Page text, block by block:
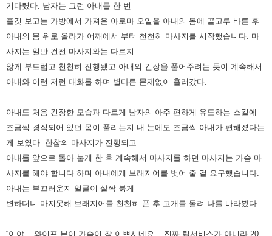
기다렸다. 남자는 그런 아내를 한 번
흘깃 보고는 가방에서 가져온 아로마 오일을 아내의 몸에 골고루 바른 후
아내의 몸 위로 올라가 어깨에서 부터 천천히 마사지를 시작했습니다. 마
사지는 일반 건전 마사지와는 다르지
않게 부드럽고 천천히 진행됐고 아내의 긴장을 풀어주려는 듯이 계속해서
아내와 이런 저런 대화를 하며 별다른 문제없이 흘러갔다.
아내도 처음 긴장한 모습과 다르게 남자의 아주 편하게 유도하는 스킬에
조금씩 경직되어 있던 몸이 풀리는지 내 눈에도 조금씩 아내가 편해졌다는
게 보였다. 한참의 마사지가 진행되고
아내를 앞으로 돌아 눕게 한 후 계속해서 마사지를 하던 마사지는 가슴 마
사지를 해야 합니다 하며 아내에게 브래지어를 벗어 줄 걸 요구했습니다.
아내는 부끄러운지 얼굴이 살짝 붉게
변하더니 마지못해 브래지어를 천천히 푼 후 고개를 돌려 나를 바라봤다.
“이야... 와이프 분이 가슴이 참 이쁘시네요... 진짜 립서비스가 아니라 20